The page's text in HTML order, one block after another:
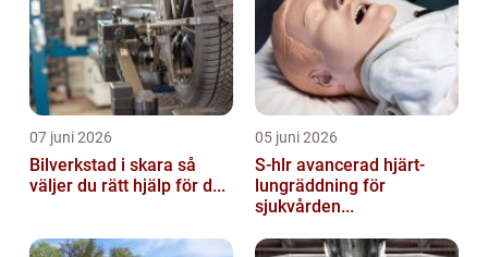
07 juni 2026
Bilverkstad i skara så
väljer du rätt hjälp för d...
05 juni 2026
S-hlr avancerad hjärt-
lungräddning för
sjukvården...